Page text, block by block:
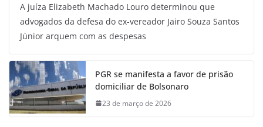
A juíza Elizabeth Machado Louro determinou que
advogados da defesa do ex-vereador Jairo Souza Santos
Júnior arquem com as despesas
PGR se manifesta a favor de prisão
domiciliar de Bolsonaro
23 de março de 2026